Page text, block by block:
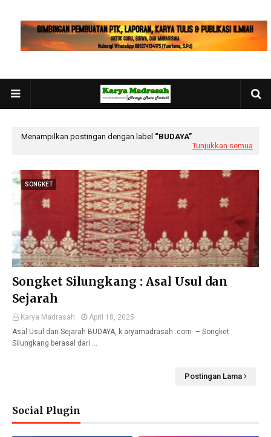
Menampilkan postingan dengan label
BUDAYA
Tunjukkan semua
SONGKET
Songket Silungkang : Asal Usul dan
Sejarah
Karya Madrasah
April 18, 2025
Asal Usul dan Sejarah BUDAYA, k aryamadrasah .com – Songket
Silungkang berasal dari …
Postingan Lama
Social Plugin